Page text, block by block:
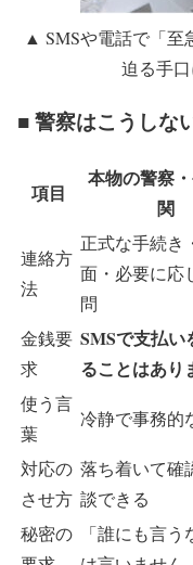
▲ SMSや電話で「至
迫る手口
■ 警察はこうしな
項目
本物の警察
関
連絡方
法
正式な手続き
面・必要に応
問
金銭要
求
SMSで支払い
ることはあり
使う言
葉
冷静で事務的
対応の
させ方
落ち着いて確
談できる
秘密の
「誰にも言う